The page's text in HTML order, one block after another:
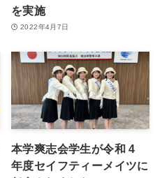
を実施
2022年4月7日
本学爽志会学生が令和 4
年度セイフティーメイツに